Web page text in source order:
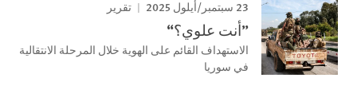
23 سبتمبر/أيلول 2025 تقرير
”أنت علوي؟“
الاستهداف القائم على الهوية خلال المرحلة الانتقالية
في سوريا